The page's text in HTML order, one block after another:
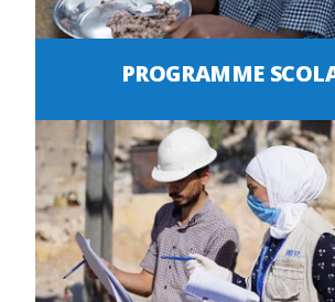
PROGRAMME